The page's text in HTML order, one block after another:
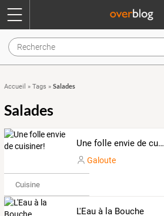
Accueil » Tags » Salades
Salades
Une folle envie de cuisiner!
Galoute
Cuisine
L'Eau à la Bouche